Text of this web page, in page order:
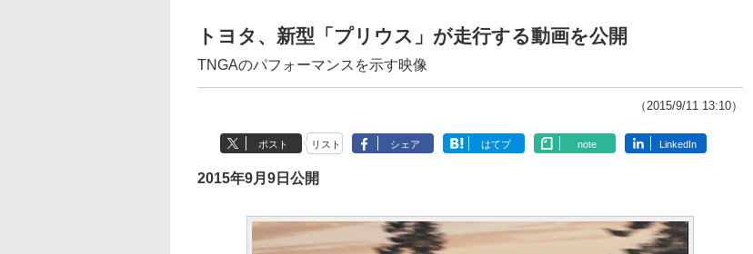
トヨタ、新型「プリウス」が走行する動画を公開
TNGAのパフォーマンスを示す映像
（2015/9/11 13:10）
ポスト リスト シェア はてブ note LinkedIn
2015年9月9日公開